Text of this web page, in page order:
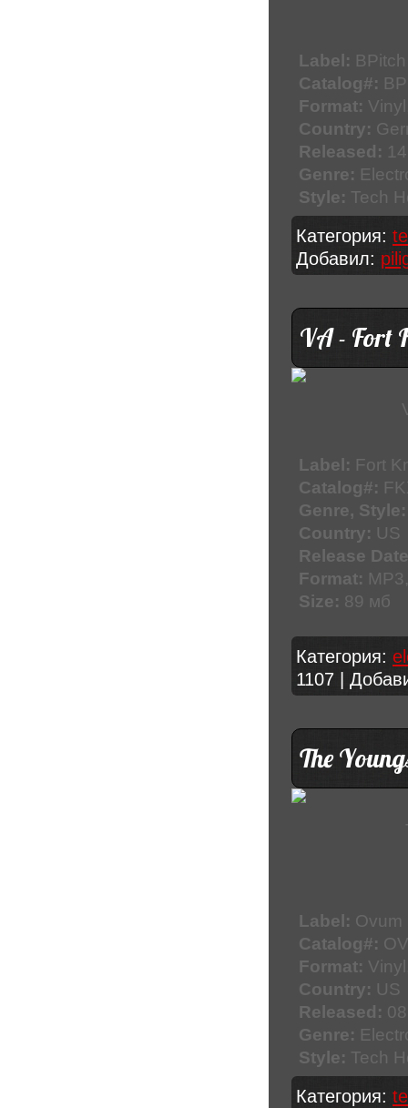
Label:
Catalog#:
Format:
Country:
Released:
Genre:
Style: Tech
Категория:
Добавил:
VA - Fort
Label: Fort
Catalog#:
Genre, Style:
Country: US
Release
Format:
Size: 89 мб
Категория:
1107 |
The
Label: Ovum
Catalog#:
Format:
Country: US
Released:
Genre:
Style: Tech
Категория: